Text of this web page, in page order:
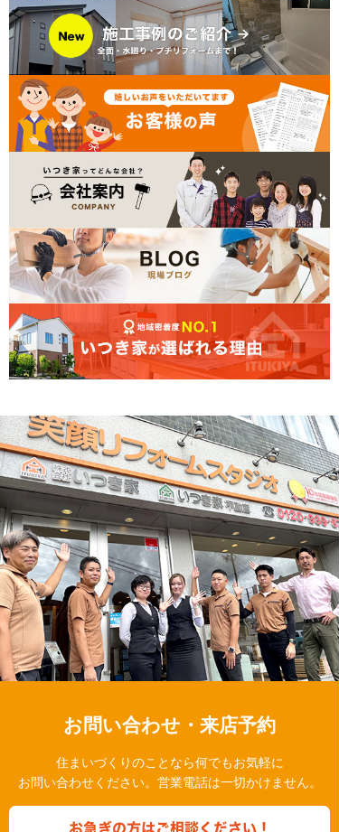
お問い合わせ・来店予約
住まいづくりのことなら何でもお気軽に
お問い合わせください。営業電話は一切かけません。
お急ぎの方はご相談ください！